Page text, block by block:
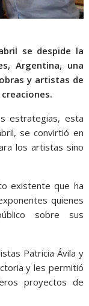
se despide la
Argentina, una
y artistas de
estrategias, esta
se convirtió en
los artistas sino
existente que ha
quienes
sobre sus
Patricia Ávila y
y les permitió
proyectos de